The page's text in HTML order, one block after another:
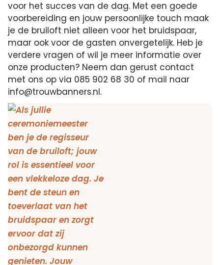
voor het succes van de dag. Met een goede
voorbereiding en jouw persoonlijke touch maak
je de bruiloft niet alleen voor het bruidspaar,
maar ook voor de gasten onvergetelijk. Heb je
verdere vragen of wil je meer informatie over
onze producten? Neem dan gerust contact
met ons op via 085 902 68 30 of mail naar
info@trouwbanners.nl.